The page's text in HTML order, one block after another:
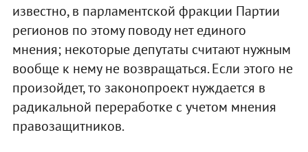
известно, в парламентской фракции Партии
регионов по этому поводу нет единого
мнения; некоторые депутаты считают нужным
вообще к нему не возвращаться. Если этого не
произойдет, то законопроект нуждается в
радикальной переработке с учетом мнения
правозащитников.